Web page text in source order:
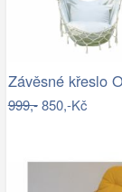
999,-850,-Kč